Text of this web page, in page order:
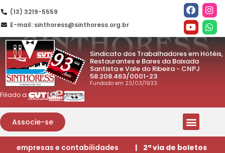
(13) 3219-5559
E-mail: sinthoress@sinthoress.org.br
Sindicato dos Trabalhadores em Hotéis,
Restaurantes e Bares da Baixada
Santista e Vale do Ribeira - CNPJ
58.208.463/0001-23
Fundado em 23/03/1933
Filiado a:
Associe-se
empresas e contabilidades | 2ª via de boletos